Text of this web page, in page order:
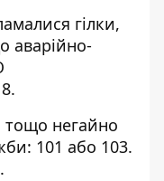
гілки,
аварійно-
тощо негайно
101 або 103.